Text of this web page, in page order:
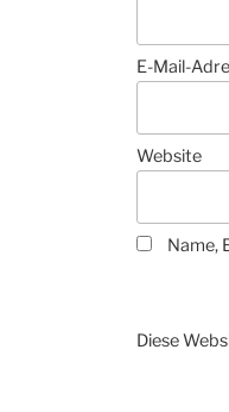
E-Mail-
Website
Name,
Diese